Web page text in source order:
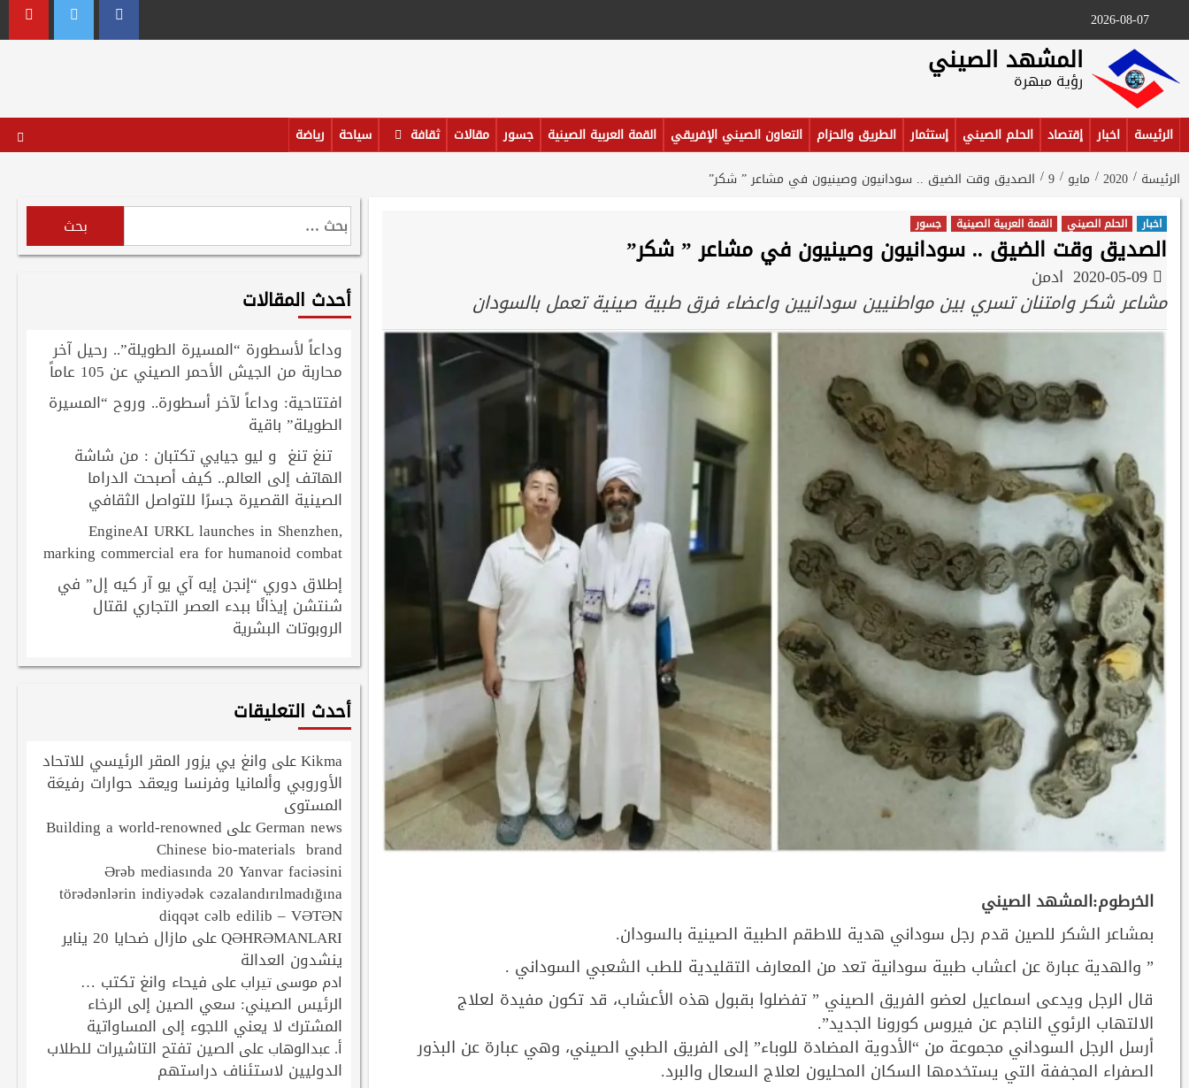
2026-08-07
Facebook
Twitter
المشهد الصيني
رؤية مبهرة
الرئيسة اخبار إقتصاد الحلم الصيني إستثمار الطريق والحزام التعاون الصيني الإفريقي القمة العربية الصينية جسور مقالات ثقافة سياحة
رياضة
الرئيسة 2020 مايو 9 الصديق وقت الضيق .. سودانيون وصينيون في مشاعر ” شكر”
اخبار الحلم الصيني القمة العربية الصينية جسور
الصديق وقت الضيق .. سودانيون وصينيون في مشاعر ” شكر”
ادمن
مشاعر شكر وامتنان تسري بين مواطنيين سودانيين واعضاء فرق طبية صينية تعمل بالسودان
الخرطوم:المشهد الصيني
بمشاعر الشكر للصين قدم رجل سوداني هدية للاطقم الطبية الصينية بالسودان.
” والهدية عبارة عن اعشاب طبية سودانية تعد من المعارف التقليدية للطب الشعبي السوداني .
قال الرجل ويدعى اسماعيل لعضو الفريق الصيني ” تفضلوا بقبول هذه الأعشاب، قد تكون مفيدة لعلاج
الالتهاب الرئوي الناجم عن فيروس كورونا الجديد”.
أرسل الرجل السوداني مجموعة من “الأدوية المضادة للوباء” إلى الفريق الطبي الصيني، وهي عبارة عن البذور
الصفراء المجففة التي يستخدمها السكان المحليون لعلاج السعال والبرد.
البحث
عن:
أحدث المقالات
وداعاً لأسطورة “المسيرة الطويلة”.. رحيل آخر
محاربة من الجيش الأحمر الصيني عن 105 عاماً
افتتاحية: وداعاً لآخر أسطورة.. وروح “المسيرة
الطويلة” باقية
تنغ تنغ و ليو جيايي تكتبان : من شاشة
الهاتف إلى العالم.. كيف أصبحت الدراما
الصينية القصيرة جسرًا للتواصل الثقافي
EngineAI URKL launches in Shenzhen,
marking commercial era for humanoid combat
إطلاق دوري “إنجن إيه آي يو آر كيه إل” في
شنتشن إيذانًا ببدء العصر التجاري لقتال
الروبوتات البشرية
أحدث التعليقات
Kikmaعلى وانغ يي يزور المقر الرئيسي للاتحاد
الأوروبي وألمانيا وفرنسا ويعقد حوارات رفيعَة
المستوى
German newsعلى Building a world-renowned
Chinese bio-materials brand
Ərəb mediasında 20 Yanvar faciəsini
törədənlərin indiyədək cəzalandırılmadığına
diqqət cəlb edilib – VƏTƏN
QƏHRƏMANLARIعلى مازال ضحايا 20 يناير
ينشدون العدالة
ادم موسى تيرابعلى فيحاء وانغ تكتب …
الرئيس الصيني: سعي الصين إلى الرخاء
المشترك لا يعني اللجوء إلى المساواتية
أ. عبدالوهابعلى الصين تفتح التاشيرات للطلاب
الدوليين لاستئناف دراستهم